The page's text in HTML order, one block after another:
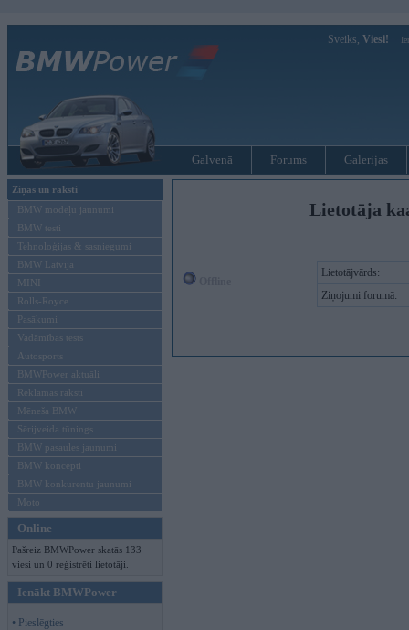
Sveiks, Viesi!
Galvenā Forums Galerijas
Ziņas un raksti
BMW modeļu jaunumi
BMW testi
Tehnoloģijas & sasniegumi
BMW Latvijā
MINI
Rolls-Royce
Pasākumi
Vadāmības tests
Autosports
BMWPower aktuāli
Reklāmas raksti
Mēneša BMW
Sērijveida tūnings
BMW pasaules jaunumi
BMW koncepti
BMW konkurentu jaunumi
Moto
Online
Pašreiz BMWPower skatās 133
viesi un 0 reģistrēti lietotāji.
Ienākt BMWPower
• Pieslēgties
Lietotāja
Lietotājvārds:
Ziņojumi forumā: